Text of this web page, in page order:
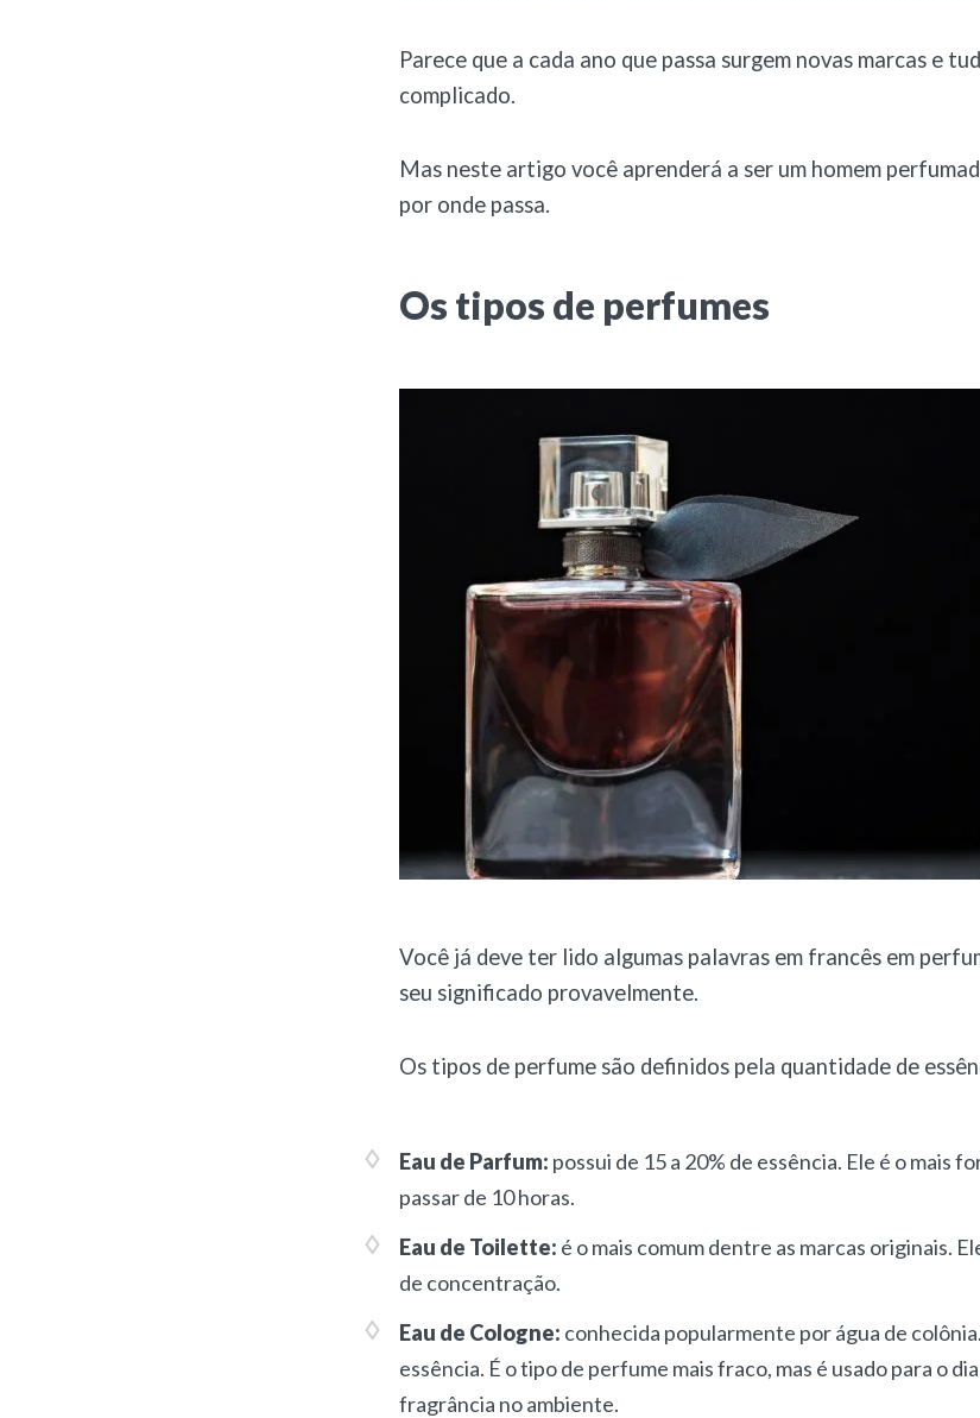
Parece que a cada ano que passa surgem novas marcas e
complicado.
Mas neste artigo você aprenderá a ser um homem
por onde passa.
Os tipos de perfumes
Você já deve ter lido algumas palavras em francês em
seu significado provavelmente.
Os tipos de perfume são definidos pela quantidade de
Eau de Parfum: possui de 15 a 20% de essência. Ele é o mais
passar de 10 horas.
Eau de Toilette: é o mais comum dentre as marcas originais.
de concentração.
Eau de Cologne: conhecida popularmente por água de
essência. É o tipo de perfume mais fraco, mas é usado para o
fragrância no ambiente.